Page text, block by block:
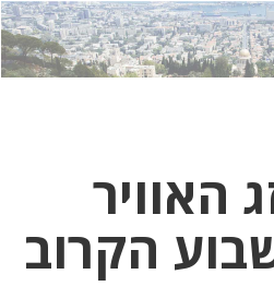
לחץ
כאן
לחץ
כדי
האוויר
הקרוב